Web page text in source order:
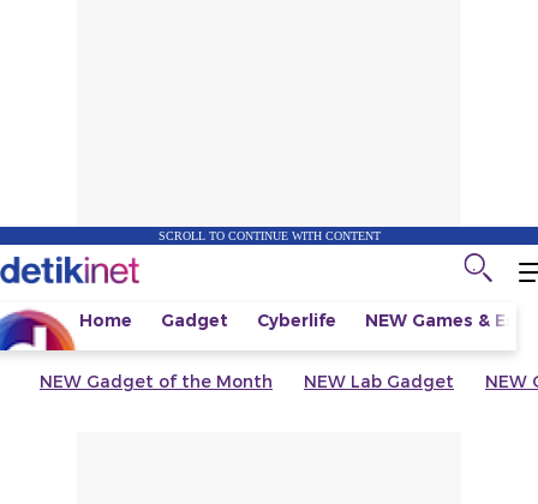
SCROLL TO CONTINUE WITH CONTENT
Home Gadget Cyberlife NEW Games &
NEW Gadget of the Month NEW Lab Gadget NEW